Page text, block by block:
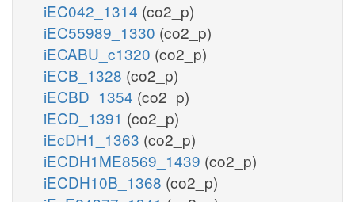
iEC042_1314 (co2_p)
iEC55989_1330 (co2_p)
iECABU_c1320 (co2_p)
iECB_1328 (co2_p)
iECBD_1354 (co2_p)
iECD_1391 (co2_p)
iEcDH1_1363 (co2_p)
iECDH1ME8569_1439 (co2_p)
iECDH10B_1368 (co2_p)